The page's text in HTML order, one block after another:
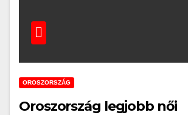
OROSZORSZÁG
Oroszország legjobb női